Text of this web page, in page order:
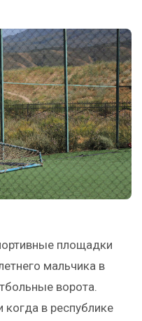
площадки
мальчика в
ворота.
когда в республике